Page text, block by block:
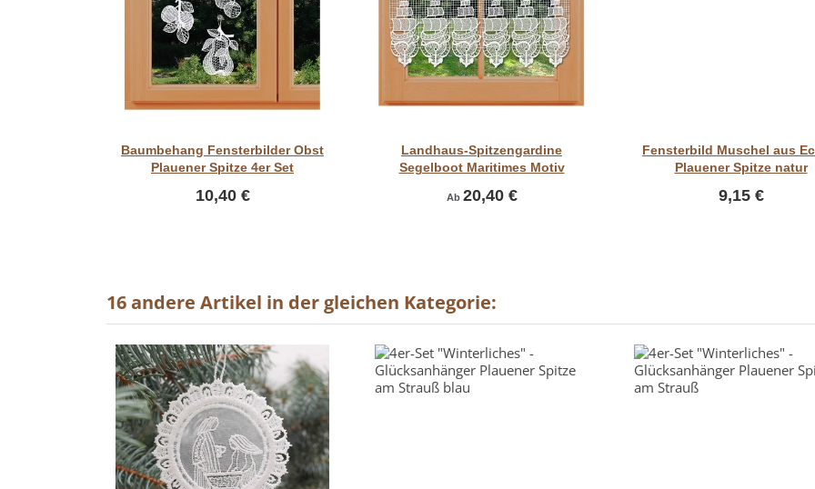
Baumbehang Fensterbilder Obst
Plauener Spitze 4er Set
10,40 €
Landhaus-Spitzengardine
Segelboot Maritimes Motiv
Ab 20,40 €
Fensterbild Muschel aus
Plauener Spitze natur
9,15 €
16 andere Artikel in der gleichen Kategorie: